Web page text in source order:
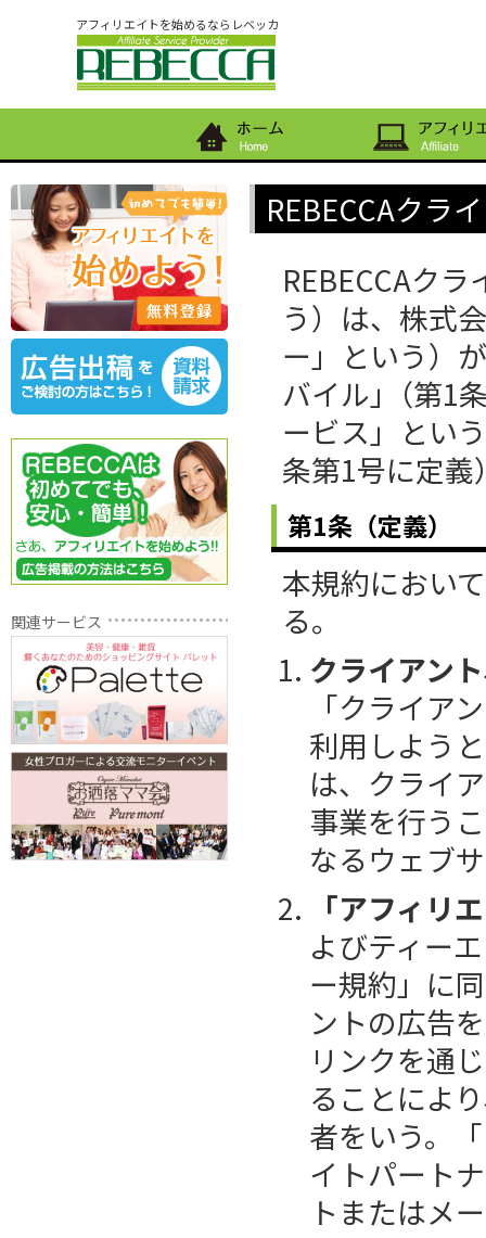
アフィリエイトを始めるならレベッカ
REBECCAクラ
REBECCAク
う）は、株式
ー」という）
バイル｣（第1
ービス」とい
条第1号に定
第1条（定義）
本規約におい
る。
クライアン
「クライア
利用しよう
は、クライ
事業を行う
なるウェブ
「アフィリ
よびティー
ー規約」に
ントの広告
リンクを通
ることによ
者をいう。
イトパート
トまたはメ
関連サービス